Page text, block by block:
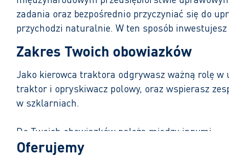
zadania oraz bezpośrednio przyczyniać się do
przychodzi naturalnie. W ten sposób
Zakres Twoich obowiazków
Jako kierowca traktora odgrywasz ważną rolę
traktor i opryskiwacz polowy, oraz wspierasz
w szklarniach.
Do Twoich obowiązków należą między innymi:
Sadzenie, siew i zbiór upraw przy użyciu
Oferujemy